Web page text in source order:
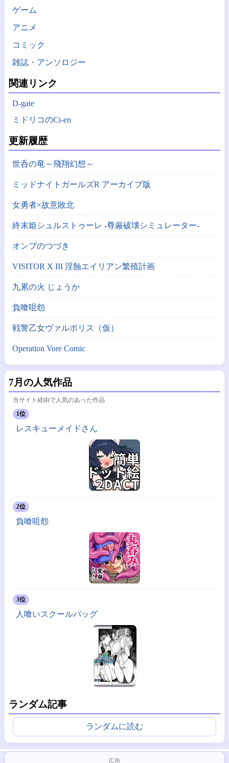
ゲーム
アニメ
コミック
雑誌・アンソロジー
関連リンク
D-gate
ミドリコのCi-en
更新履歴
世呑の竜～飛翔幻想～
ミッドナイトガールズR アーカイブ版
女勇者×故意敗北
終末姫シュルストゥーレ -尊厳破壊シミュレーター-
オンブのつづき
VISITOR X III 淫蝕エイリアン繁殖計画
九累の火 じょうか
負喰咀怨
戦警乙女ヴァルポリス（仮）
Operation Vore Comic
7月の人気作品
当サイト経由で人気のあった作品
1位
レスキューメイドさん
2位
負喰咀怨
3位
人喰いスクールバッグ
ランダム記事
ランダムに読む
広告